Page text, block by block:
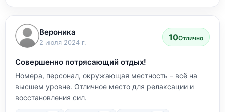
Вероника
2 июля 2024 г.
10Отлично
Совершенно потрясающий отдых!
Номера, персонал, окружающая местность – всё на
высшем уровне. Отличное место для релаксации и
восстановления сил.